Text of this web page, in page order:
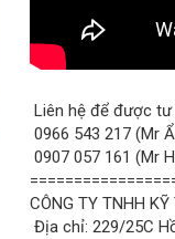
Liên hệ để được tư
0966 543 217 (Mr
0907 057 161 (Mr
CÔNG TY TNHH
Địa chỉ: 229/25C